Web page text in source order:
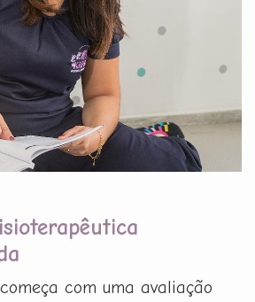
com uma avaliação